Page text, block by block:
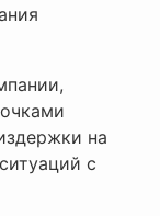
на
с